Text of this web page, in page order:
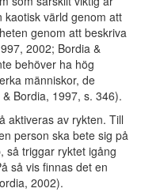
kaotisk värld genom att
genom att beskriva
2002; Bordia &
behöver ha hög
människor, de
Bordia, 1997, s. 346).
aktiveras av rykten. Till
person ska bete sig på
så triggar ryktet igång
så vis finnas det en
2002).